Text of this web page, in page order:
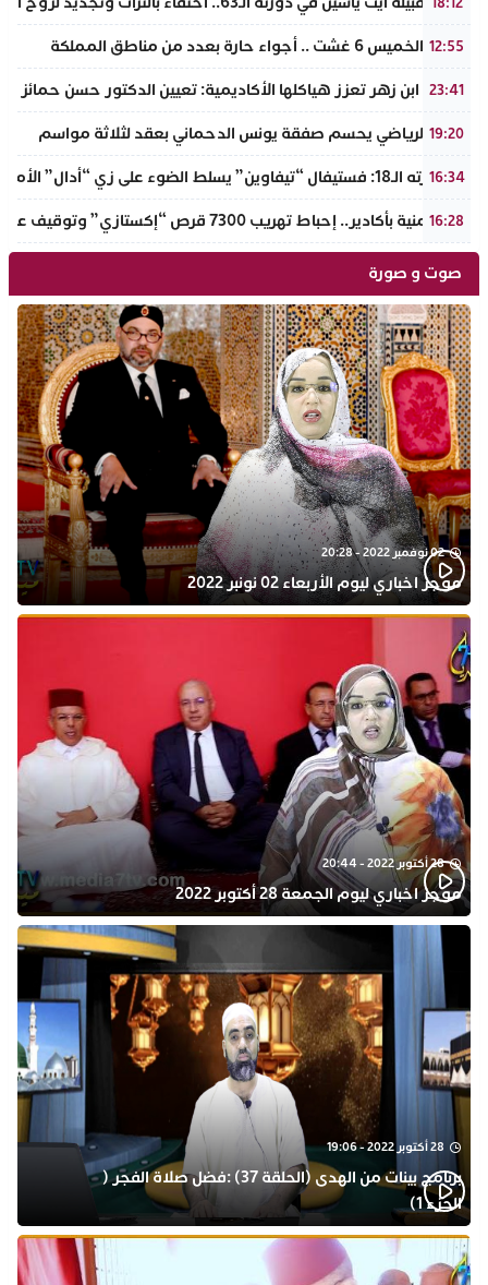
12:55
طقس الخميس 6 غشت .. أجواء حارة بعدد من مناطق المملكة
23:41
جامعة ابن زهر تعزز هياكلها الأكاديمية: تعيين الدكتور حسن حمائز
19:20
الرجاء الرياضي يحسم صفقة يونس الدحماني بعقد لثلاثة مواسم
16:34
في دورته الـ18: فستيفال “تيفاوين” يسلط الضوء على زي “أدال” الأمازيغي ويكرم رائدات التطريز والتصميم بالـأطلس الصغير
16:28
ضربة أمنية بأكادير.. إحباط تهريب 7300 قرص “إكستازي” وتوقيف عنصرين من ذوي السوابق
صوت و صورة
02 نوفمبر 2022 - 20:28
موجز اخباري ليوم الأربعاء 02 نونبر 2022
28 أكتوبر 2022 - 20:44
موجز اخباري ليوم الجمعة 28 أكتوبر 2022
28 أكتوبر 2022 - 19:06
برنامج بينات من الهدى (الحلقة 37) :فضل صلاة الفجر (
الجزء 1)